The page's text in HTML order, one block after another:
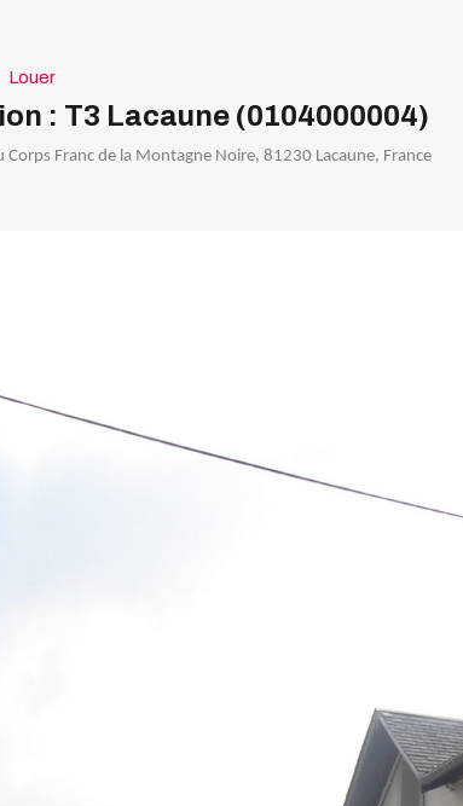
Louer
: T3 Lacaune (0104000004)
Corps Franc de la Montagne Noire, 81230 Lacaune, France